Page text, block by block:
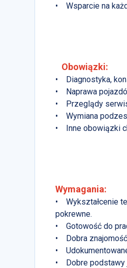
• Wsparcie na
Obowiązki:
• Diagnostyka,
• Naprawa
• Przeglądy
• Wymiana
• Inne obowiązki
Wymagania:
• Wykształcenie
pokrewne.
• Gotowość do
• Dobra
•
• Dobre podstawy